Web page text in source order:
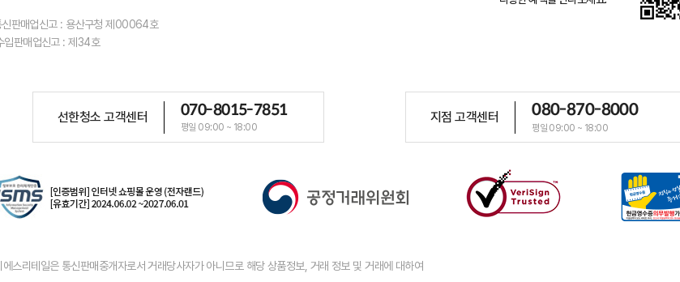
판매업신고 : 용산구청 제00064호
입판매업신고 : 제34호
선한청소 고객센터 070-8015-7851
평일 09:00 ~ 18:00
지점 고객센터 080-870-8000
평일 09:00 ~ 18:00
스리테일은 통신판매중개자로서 거래당사자가 아니므로 해당 상품정보, 거래 정보 및 거래에 대하여